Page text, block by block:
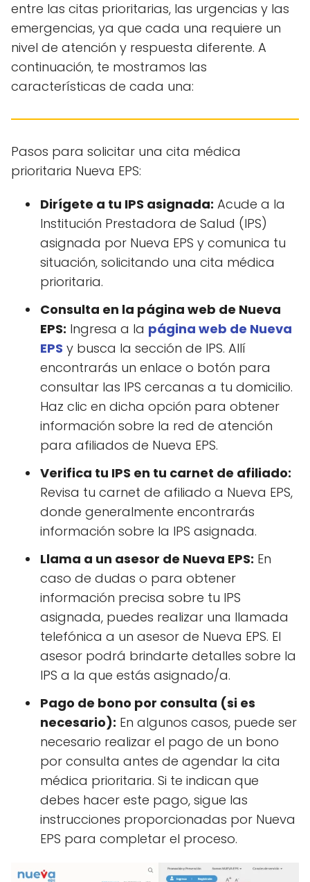
entre las citas prioritarias, las urgencias y las
emergencias, ya que cada una requiere un
nivel de atención y respuesta diferente. A
continuación, te mostramos las
características de cada una:
Pasos para solicitar una cita médica
prioritaria Nueva EPS:
Dirígete a tu IPS asignada: Acude a la
Institución Prestadora de Salud (IPS)
asignada por Nueva EPS y comunica tu
situación, solicitando una cita médica
prioritaria.
Consulta en la página web de Nueva
EPS: Ingresa a la página web de Nueva
EPS y busca la sección de IPS. Allí
encontrarás un enlace o botón para
consultar las IPS cercanas a tu domicilio.
Haz clic en dicha opción para obtener
información sobre la red de atención
para afiliados de Nueva EPS.
Verifica tu IPS en tu carnet de afiliado:
Revisa tu carnet de afiliado a Nueva EPS,
donde generalmente encontrarás
información sobre la IPS asignada.
Llama a un asesor de Nueva EPS: En
caso de dudas o para obtener
información precisa sobre tu IPS
asignada, puedes realizar una llamada
telefónica a un asesor de Nueva EPS. El
asesor podrá brindarte detalles sobre la
IPS a la que estás asignado/a.
Pago de bono por consulta (si es
necesario): En algunos casos, puede ser
necesario realizar el pago de un bono
por consulta antes de agendar la cita
médica prioritaria. Si te indican que
debes hacer este pago, sigue las
instrucciones proporcionadas por Nueva
EPS para completar el proceso.